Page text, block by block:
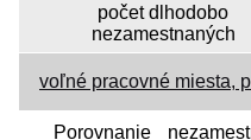
počet dlhodobo
nezamestnaných
voľné pracovné miesta,
Porovnanie